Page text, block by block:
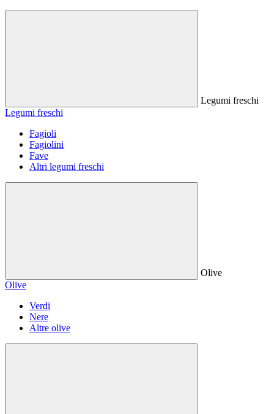
Legumi freschi
Legumi freschi
Fagioli
Fagiolini
Fave
Altri legumi freschi
Olive
Olive
Verdi
Nere
Altre olive